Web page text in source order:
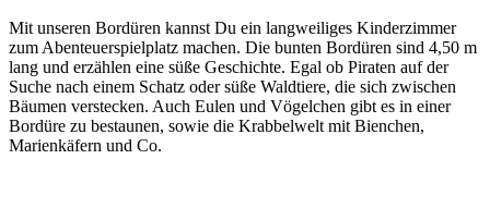
Mit unseren Bordüren kannst Du ein langweiliges Kinderzimmer
zum Abenteuerspielplatz machen. Die bunten Bordüren sind 4,50 m
lang und erzählen eine süße Geschichte. Egal ob Piraten auf der
Suche nach einem Schatz oder süße Waldtiere, die sich zwischen
Bäumen verstecken. Auch Eulen und Vögelchen gibt es in einer
Bordüre zu bestaunen, sowie die Krabbelwelt mit Bienchen,
Marienkäfern und Co.